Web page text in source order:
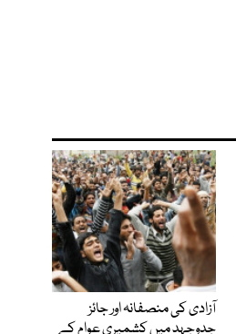
آزادی کی منصفانہ اور جائز
جدوجہد میں کشمیری عوام کے